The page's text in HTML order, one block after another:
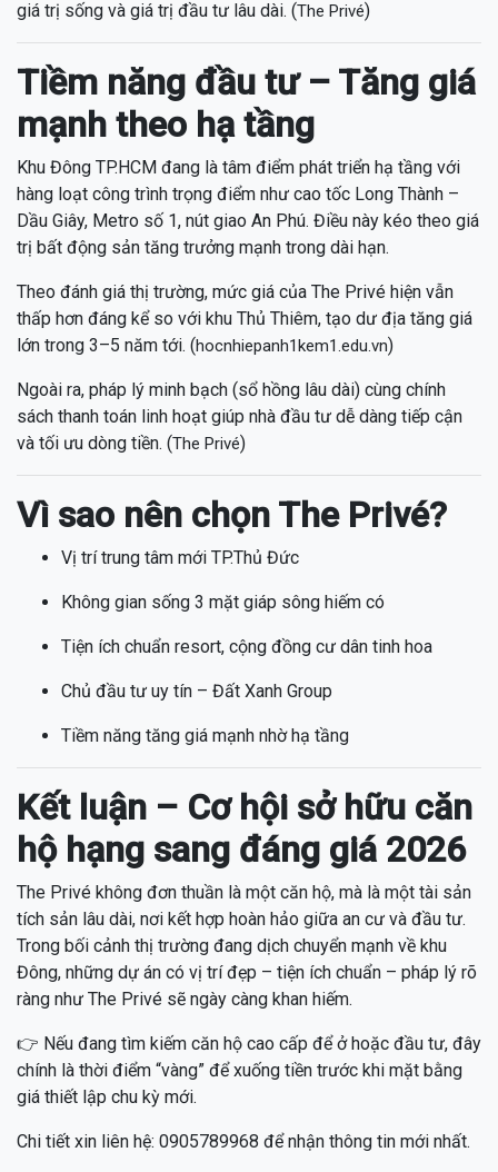
giá trị sống và giá trị đầu tư lâu dài. (The Privé)
Tiềm năng đầu tư – Tăng giá
mạnh theo hạ tầng
Khu Đông TP.HCM đang là tâm điểm phát triển hạ tầng với
hàng loạt công trình trọng điểm như cao tốc Long Thành –
Dầu Giây, Metro số 1, nút giao An Phú. Điều này kéo theo giá
trị bất động sản tăng trưởng mạnh trong dài hạn.
Theo đánh giá thị trường, mức giá của The Privé hiện vẫn
thấp hơn đáng kể so với khu Thủ Thiêm, tạo dư địa tăng giá
lớn trong 3–5 năm tới. (hocnhiepanh1kem1.edu.vn)
Ngoài ra, pháp lý minh bạch (sổ hồng lâu dài) cùng chính
sách thanh toán linh hoạt giúp nhà đầu tư dễ dàng tiếp cận
và tối ưu dòng tiền. (The Privé)
Vì sao nên chọn The Privé?
Vị trí trung tâm mới TP.Thủ Đức
Không gian sống 3 mặt giáp sông hiếm có
Tiện ích chuẩn resort, cộng đồng cư dân tinh hoa
Chủ đầu tư uy tín – Đất Xanh Group
Tiềm năng tăng giá mạnh nhờ hạ tầng
Kết luận – Cơ hội sở hữu căn
hộ hạng sang đáng giá 2026
The Privé không đơn thuần là một căn hộ, mà là một tài sản
tích sản lâu dài, nơi kết hợp hoàn hảo giữa an cư và đầu tư.
Trong bối cảnh thị trường đang dịch chuyển mạnh về khu
Đông, những dự án có vị trí đẹp – tiện ích chuẩn – pháp lý rõ
ràng như The Privé sẽ ngày càng khan hiếm.
👉 Nếu đang tìm kiếm căn hộ cao cấp để ở hoặc đầu tư, đây
chính là thời điểm “vàng” để xuống tiền trước khi mặt bằng
giá thiết lập chu kỳ mới.
Chi tiết xin liên hệ: 0905789968 để nhận thông tin mới nhất.